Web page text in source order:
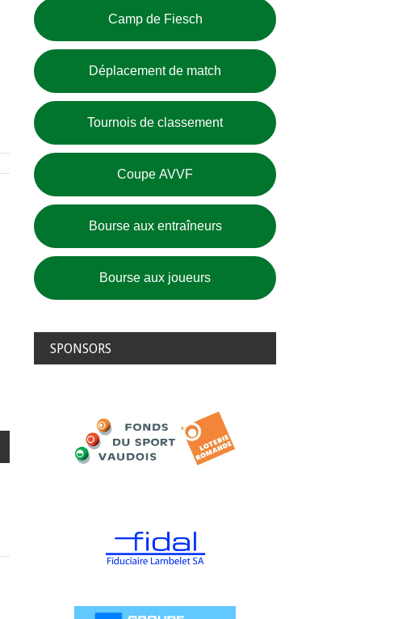
Camp de Fiesch
Déplacement de match
Tournois de classement
Coupe AVVF
Bourse aux entraîneurs
Bourse aux joueurs
SPONSORS